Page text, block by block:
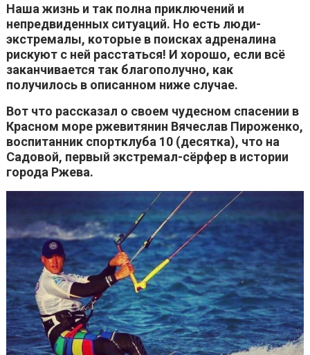
Наша жизнь и так полна приключений и
непредвиденных ситуаций. Но есть люди-
экстремалы, которые в поисках адреналина
рискуют с ней расстаться! И хорошо, если всё
заканчивается так благополучно, как
получилось в описанном ниже случае.
Вот что рассказал о своем чудесном спасении в
Красном море ржевитянин Вячеслав Пироженко,
воспитанник спортклуба 10 (десятка), что на
Садовой, первый экстремал-сёрфер в истории
города Ржева.